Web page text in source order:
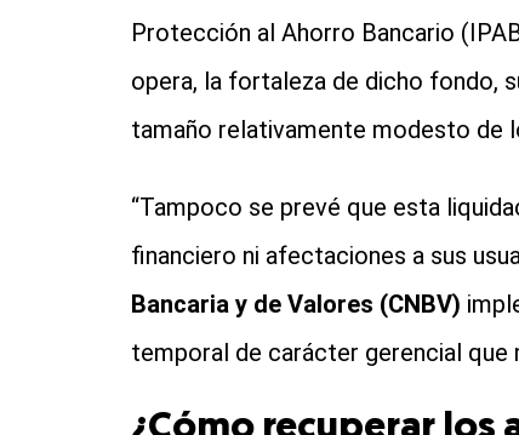
Protección al Ahorro Bancario
opera, la fortaleza de dicho fondo,
tamaño relativamente modesto de
“Tampoco se prevé que esta
financiero ni afectaciones a sus
Bancaria y de Valores (CNBV)
temporal de carácter gerencial que